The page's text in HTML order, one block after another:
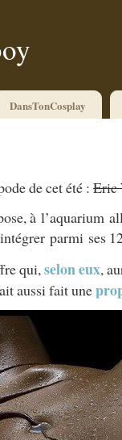
DansTonCosplay
de cet été : Eric
à l’aquarium
parmi ses
qui, selon eux,
aussi fait une